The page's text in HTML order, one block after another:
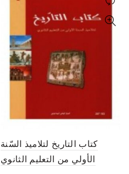
كتاب التاريخ لتلاميذ السّنة
الأولي من التعليم الثانوي